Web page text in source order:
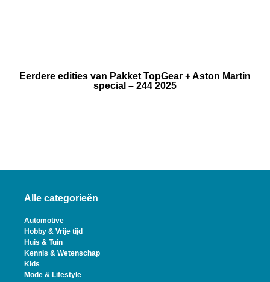
Eerdere edities van Pakket TopGear + Aston Martin
special – 244 2025
Alle categorieën
Automotive
Hobby & Vrije tijd
Huis & Tuin
Kennis & Wetenschap
Kids
Mode & Lifestyle